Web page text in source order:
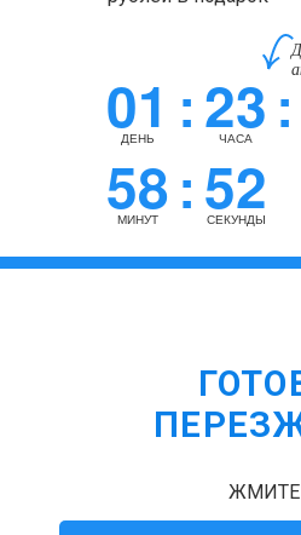
01:
ДЕНЬ 23:
ЧАСА
58:
МИНУТ 51
СЕКУНДА
ЖМИТЕ